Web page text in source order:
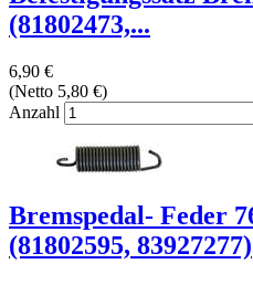
(81802473,...
6,90 €
(Netto 5,80 €)
Anzahl
Bremspedal- Feder
(81802595, 83927277)